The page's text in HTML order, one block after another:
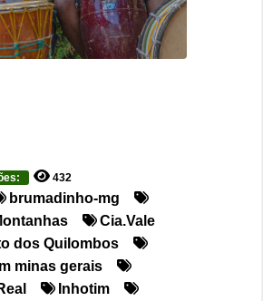
432
brumadinho-mg
Cia.Vale
dos Quilombos
minas gerais
Inhotim